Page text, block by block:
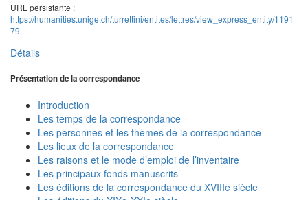
URL persistante :
https://humanities.unige.ch/turrettini/entites/lettres/view_express_entity/1191
79
Détails
Présentation de la correspondance
Introduction
Les temps de la correspondance
Les personnes et les thèmes de la correspondance
Les lieux de la correspondance
Les raisons et le mode d’emploi de l’inventaire
Les principaux fonds manuscrits
Les éditions de la correspondance du XVIIIe siècle